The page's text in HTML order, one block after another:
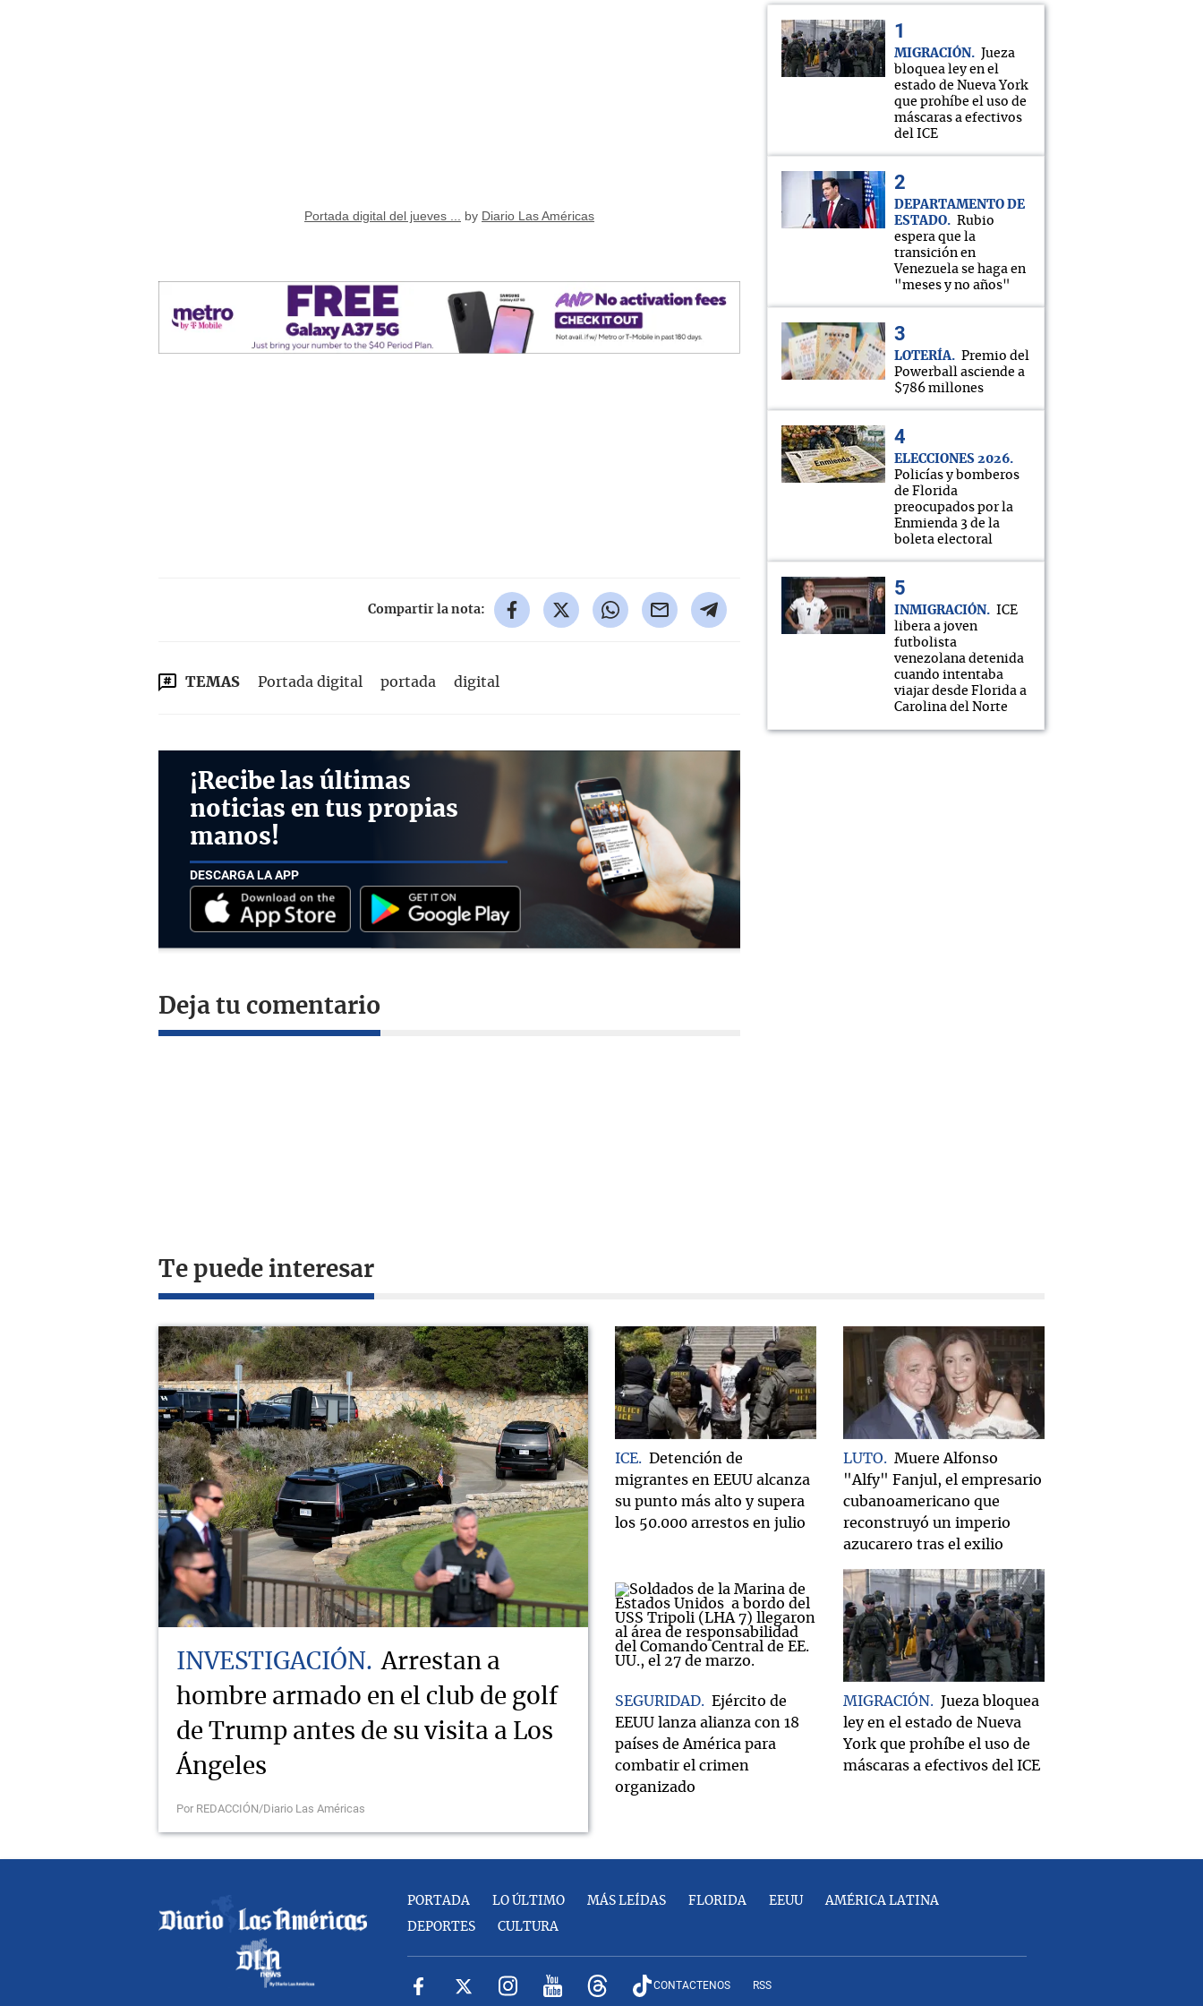
Portada digital del jueves ... by Diario Las Américas
Compartir la nota:
TEMAS Portada digital portada digital
¡Recibe las últimas
noticias en tus propias
manos!
DESCARGA LA APP
Deja tu comentario
MIGRACIÓN
Jueza
bloquea ley en el
estado de Nueva York
que prohíbe el uso de
máscaras a efectivos
del ICE
DEPARTAMENTO DE
ESTADO
Rubio
espera que la
transición en
Venezuela se haga en
"meses y no años"
LOTERÍA
Premio del
Powerball asciende a
$786 millones
ELECCIONES 2026
Policías y bomberos
de Florida
preocupados por la
Enmienda 3 de la
boleta electoral
INMIGRACIÓN
ICE
libera a joven
futbolista
venezolana detenida
cuando intentaba
viajar desde Florida a
Carolina del Norte
Te puede interesar
INVESTIGACIÓN
Arrestan a
hombre armado en el club de golf
de Trump antes de su visita a Los
Ángeles
Por REDACCIÓN/Diario Las Américas
ICE
Detención de
migrantes en EEUU alcanza
su punto más alto y supera
los 50.000 arrestos en julio
LUTO
Muere Alfonso
"Alfy" Fanjul, el empresario
cubanoamericano que
reconstruyó un imperio
azucarero tras el exilio
SEGURIDAD
Ejército de
EEUU lanza alianza con 18
países de América para
combatir el crimen
organizado
MIGRACIÓN
Jueza bloquea
ley en el estado de Nueva
York que prohíbe el uso de
máscaras a efectivos del ICE
PORTADA LO ÚLTIMO MÁS LEÍDAS FLORIDA EEUU AMÉRICA LATINA
DEPORTES CULTURA
CONTACTENOS RSS